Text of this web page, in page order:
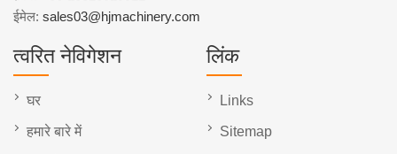
ईमेल: sales03@hjmachinery.com
त्वरित नेविगेशन
घर
हमारे बारे में
लिंक
Links
Sitemap